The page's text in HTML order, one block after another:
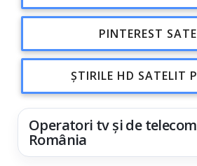
PINTEREST
ȘTIRILE HD SATELIT
Operatori tv și de
România